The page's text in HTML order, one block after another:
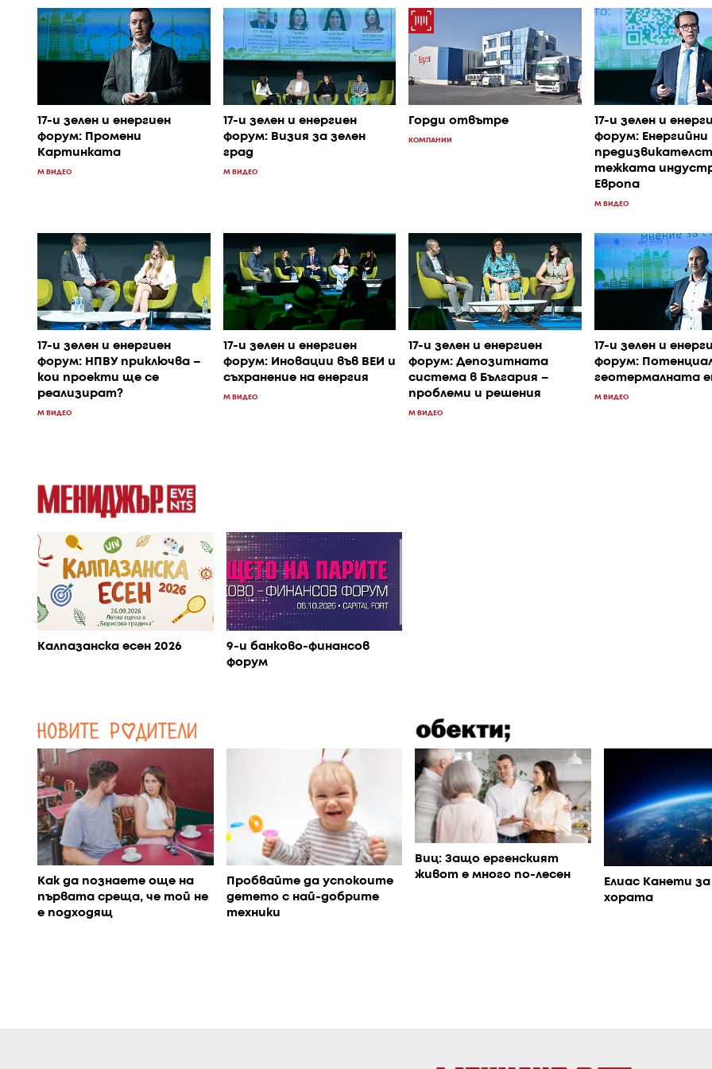
17-и зелен и енергиен
форум: Промени
Картинката
M ВИДЕО
17-и зелен и енергиен
форум: Визия за зелен
град
M ВИДЕО
Горди отвътре
КОМПАНИИ
17-и зелен и
форум: Енергийни
тежката
Европа
M ВИДЕО
17-и зелен и енергиен
форум: НПВУ приключва –
кои проекти ще се
реализират?
M ВИДЕО
17-и зелен и енергиен
форум: Иновации във ВЕИ и
съхранение на енергия
M ВИДЕО
17-и зелен и енергиен
форум: Депозитната
система в България –
проблеми и решения
M ВИДЕО
17-и зелен и
форум:
геотермалната
M ВИДЕО
Калпазанска есен 2026
9-и банково-финансов
форум
Как да познаете още на
първата среща, че той не
е подходящ
Пробвайте да успокоите
детето с най-добрите
техники
Виц: Защо ергенският
живот е много по-лесен
Елиас Канети
хората